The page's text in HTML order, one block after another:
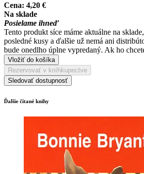
Cena: 4,20 €
Na sklade
Posielame ihneď
Tento produkt síce máme aktuálne na
posledné kusy a ďalšie už nemá ani
bude onedlho úplne vypredaný. Ak ho
Vložiť do košíka
Rezervovať v kníhkupectve
Sledovať dostupnosť
Ďalšie čítané knihy